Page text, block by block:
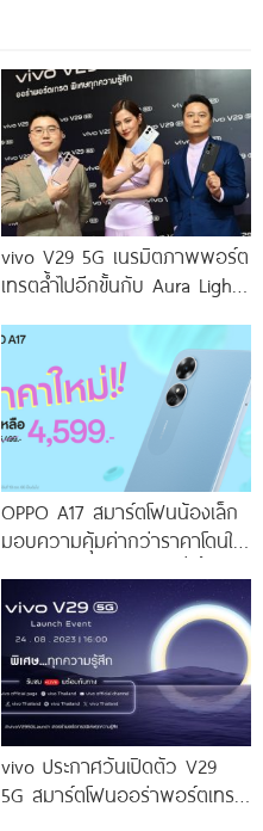
vivo V29 5G เนรมิตภาพพอร์ต
เทรตล้ำไปอีกขั้นกับ Aura Light
โดดเด่นด้วยสุนทรียศาสตร์แห่ง
OPPO A17 สมาร์ตโฟนน้องเล็ก
มอบความคุ้มค่ากว่าราคาโดนใจ
ราคาใหม่เพียง 4,599 บาท
เท่านั้น!
vivo ประกาศวันเปิดตัว V29
5G สมาร์ตโฟนออร่าพอร์ตเทร